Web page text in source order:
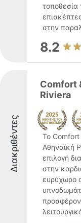
τοποθεσία
στην
8.2
Διακριθέντες
Comfort
Riviera
Το
Αθηναϊκή
επιλογή
στην
ευρύχωρο